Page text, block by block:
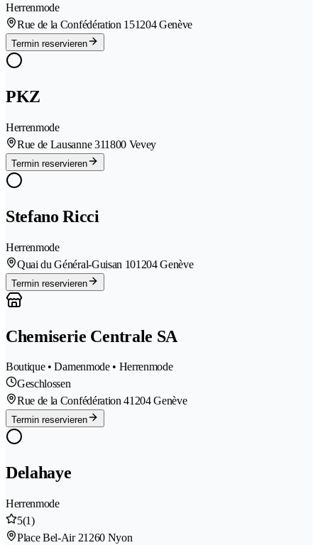
Herrenmode
Rue de la Confédération 151204 Genève
Termin reservieren
PKZ
Herrenmode
Rue de Lausanne 311800 Vevey
Termin reservieren
Stefano Ricci
Herrenmode
Quai du Général-Guisan 101204 Genève
Termin reservieren
Chemiserie Centrale SA
Boutique • Damenmode • Herrenmode
Geschlossen
Rue de la Confédération 41204 Genève
Termin reservieren
Delahaye
Herrenmode
5(1)
Place Bel-Air 21260 Nyon